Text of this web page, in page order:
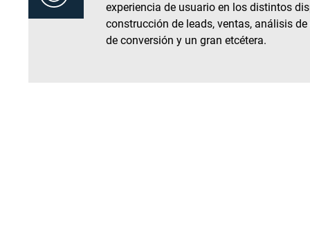
experiencia de usuario en los distintos
construcción de leads, ventas, análisis
de conversión y un gran etcétera.